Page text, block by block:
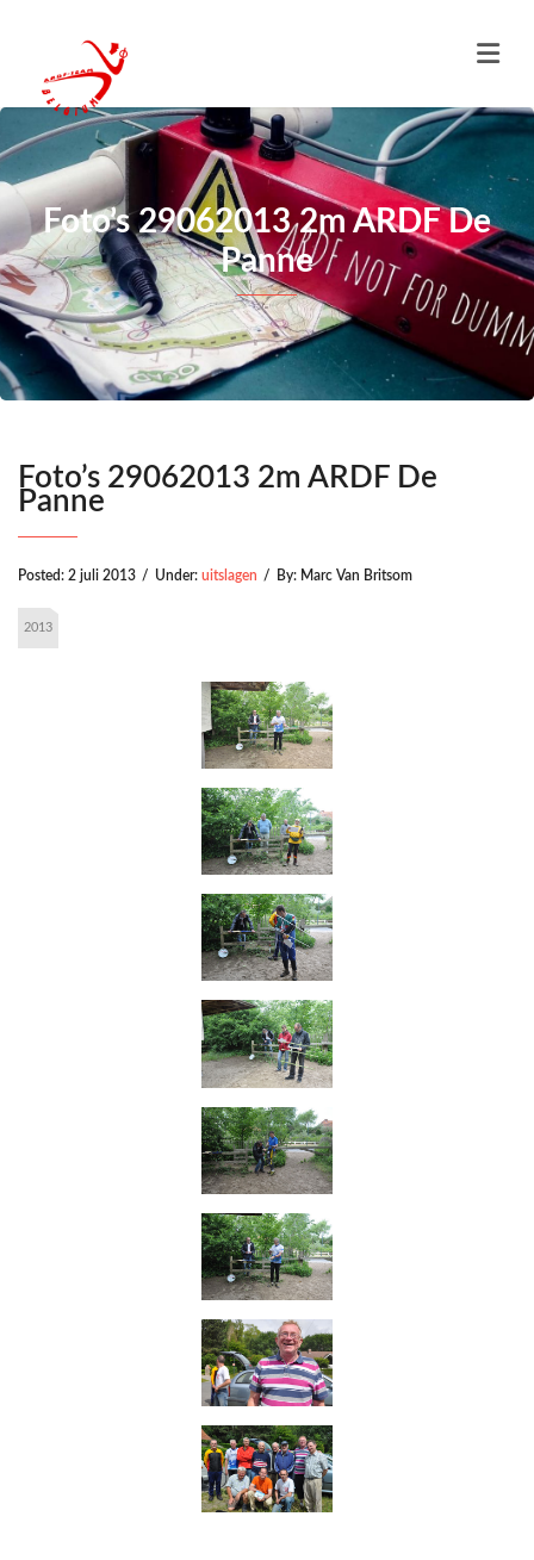
Foto’s 29062013 2m ARDF De
Panne
Foto’s 29062013 2m ARDF De
Panne
Posted: 2 juli 2013 / Under: uitslagen / By: Marc Van Britsom
2013